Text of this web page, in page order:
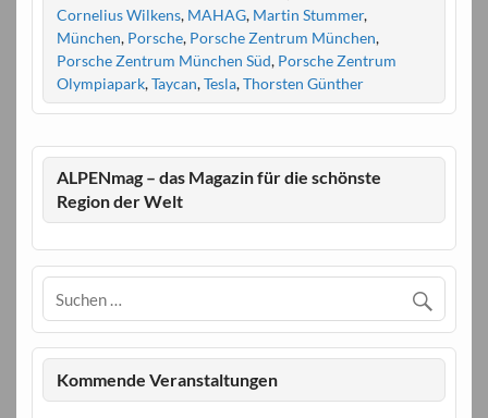
Cornelius Wilkens, MAHAG, Martin Stummer,
München, Porsche, Porsche Zentrum München,
Porsche Zentrum München Süd, Porsche Zentrum
Olympiapark,Taycan,Tesla,Thorsten Günther
ALPENmag – das Magazin für die schönste
Region der Welt
Kommende Veranstaltungen